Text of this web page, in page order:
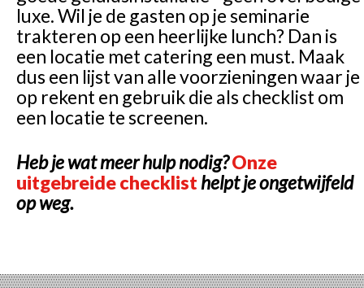
luxe. Wil je de gasten op je seminarie
trakteren op een heerlijke lunch? Dan is
een locatie met catering een must. Maak
dus een lijst van alle voorzieningen waar je
op rekent en gebruik die als checklist om
een locatie te screenen.
Heb je wat meer hulp nodig?Onze
uitgebreide checklisthelpt je ongetwijfeld
op weg.